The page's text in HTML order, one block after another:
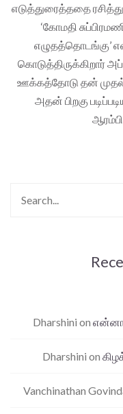
எடுத்துரைத்ததை
‘கோமதி
எழுதத்தொடங்கு’
கொடுத்திருக்கிறார்
ஊக்கத்தோடு தன் முதல்
அதன் பிறகு
Dharshini on
Dharshini on
Vanchinathan